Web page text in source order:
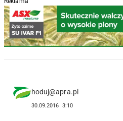
hoduj@apra.pl
30.09.2016 3:10